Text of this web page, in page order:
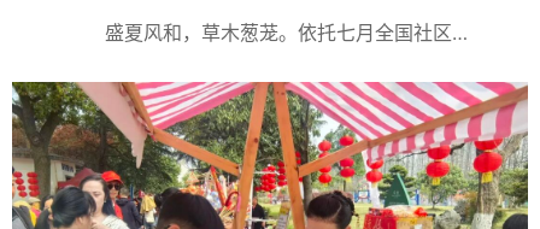
盛夏风和，草木葱茏。依托七月全国社区志愿服务日契机，近期，广华寺街道华美社区以微更新点亮老旧公共设施、打造特色社...